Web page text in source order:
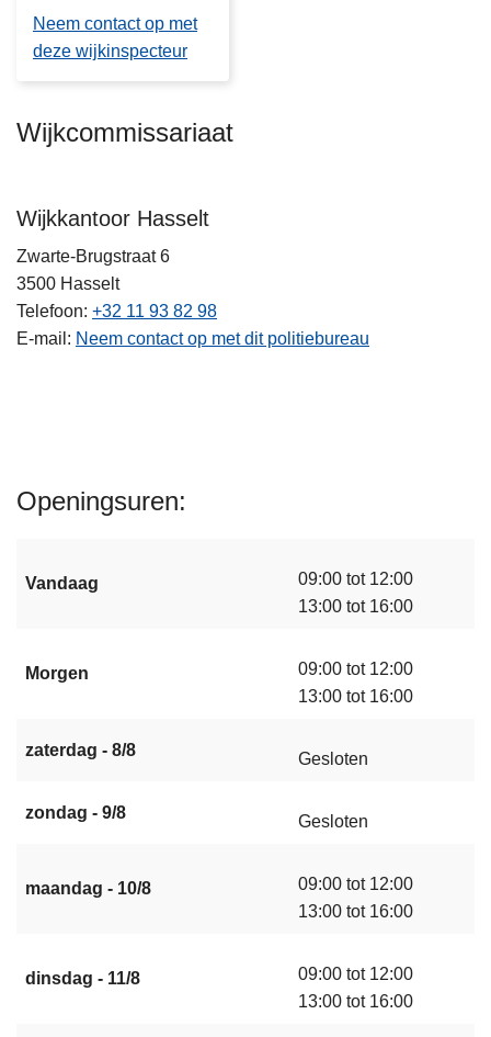
Neem contact op met
deze wijkinspecteur
Wijkcommissariaat
Wijkkantoor Hasselt
Zwarte-Brugstraat 6
3500 Hasselt
Telefoon +32 11 93 82 98
E-mail
Neem contact op met dit politiebureau
Openingsuren
Vandaag
09:00 tot 12:00
13:00 tot 16:00
Morgen
09:00 tot 12:00
13:00 tot 16:00
zaterdag - 8/8 Gesloten
zondag - 9/8 Gesloten
maandag - 10/8
09:00 tot 12:00
13:00 tot 16:00
dinsdag - 11/8
09:00 tot 12:00
13:00 tot 16:00